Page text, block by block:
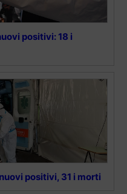
positivi: 18 i
positivi, 31 i morti